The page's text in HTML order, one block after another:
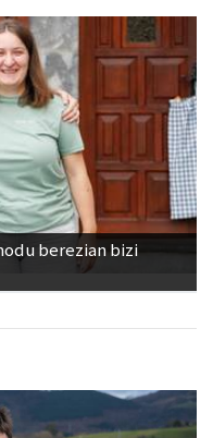
berezian bizi